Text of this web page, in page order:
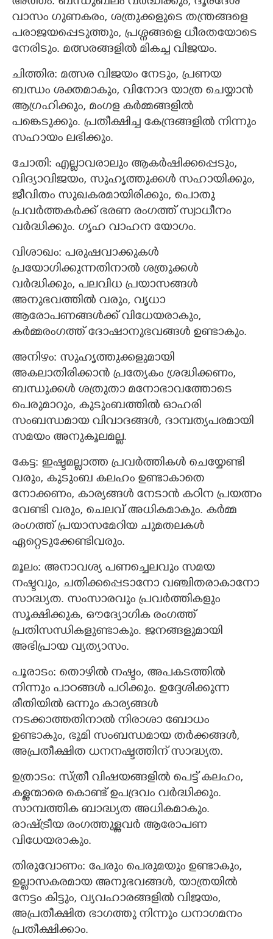
വാസം ഗുണകരം, ശത്രുക്കളുടെ തന്ത്രങ്ങളെ
പരാജയപ്പെടുത്തും, പ്രശ്നങ്ങളെ ധീരതയോടെ
നേരിടും. മത്സരങ്ങളിൽ മികച്ച വിജയം.
ചിത്തിര: മത്സര വിജയം നേടും, പ്രണയ
ബന്ധം ശക്തമാകും, വിനോദ യാത്ര ചെയ്യാൻ
ആഗ്രഹിക്കും, മംഗള കർമ്മങ്ങളിൽ
പങ്കെടുക്കും. പ്രതീക്ഷിച്ച കേന്ദ്രങ്ങളിൽ നിന്നും
സഹായം ലഭിക്കും.
ചോതി: എല്ലാവരാലും ആകർഷിക്കപ്പെടും,
വിദ്യാവിജയം, സുഹൃത്തുക്കൾ സഹായിക്കും,
ജീവിതം സുഖകരമായിരിക്കും, പൊതു
പ്രവർത്തകർക്ക് ഭരണ രംഗത്ത് സ്വാധീനം
വർദ്ധിക്കും. ഗൃഹ വാഹന യോഗം.
വിശാഖം: പരുഷവാക്കുകൾ
പ്രയോഗിക്കുന്നതിനാൽ ശത്രുക്കൾ
വർദ്ധിക്കും, പലവിധ പ്രയാസങ്ങൾ
അനുഭവത്തിൽ വരും, വൃധാ
ആരോപണങ്ങൾക്ക് വിധേയരാകും,
കർമ്മരംഗത്ത് ദോഷാനുഭവങ്ങൾ ഉണ്ടാകും.
അനിഴം: സുഹൃത്തുക്കളുമായി
അകലാതിരിക്കാൻ പ്രത്യേകം ശ്രദ്ധിക്കണം,
ബന്ധുക്കൾ ശത്രുതാ മനോഭാവത്തോടെ
പെരുമാറും, കുടുംബത്തിൽ ഓഹരി
സംബന്ധമായ വിവാദങ്ങൾ, ദാമ്പത്യപരമായി
സമയം അനുകൂലമല്ല.
കേട്ട: ഇഷ്ടമല്ലാത്ത പ്രവർത്തികൾ ചെയ്യേണ്ടി
വരും, കുടുംബ കലഹം ഉണ്ടാകാതെ
നോക്കണം, കാര്യങ്ങൾ നേടാൻ കഠിന പ്രയത്നം
വേണ്ടി വരും, ചെലവ് അധികമാകും. കർമ്മ
രംഗത്ത് പ്രയാസമേറിയ ചുമതലകൾ
ഏറ്റെടുക്കേണ്ടിവരും.
മൂലം: അനാവശ്യ പണച്ചെലവും സമയ
നഷ്ടവും, ചതിക്കപ്പെടാനോ വഞ്ചിതരാകാനോ
സാദ്ധ്യത. സംസാരവും പ്രവർത്തികളും
സൂക്ഷിക്കുക, ഔദ്യോഗിക രംഗത്ത്
പ്രതിസന്ധികളുണ്ടാകും. ജനങ്ങളുമായി
അഭിപ്രായ വ്യത്യാസം.
പൂരാടം: തൊഴിൽ നഷ്ടം, അപകടത്തിൽ
നിന്നും പാഠങ്ങൾ പഠിക്കും. ഉദ്ദേശിക്കുന്ന
രീതിയിൽ ഒന്നും കാര്യങ്ങൾ
നടക്കാത്തതിനാൽ നിരാശാ ബോധം
ഉണ്ടാകും, ഭൂമി സംബന്ധമായ തർക്കങ്ങൾ,
അപ്രതീക്ഷിത ധനനഷ്ടത്തിന് സാദ്ധ്യത.
ഉത്രാടം: സ്ത്രീ വിഷയങ്ങളിൽ പെട്ട് കലഹം,
കള്ളന്മാരെ കൊണ്ട് ഉപദ്രവം വർദ്ധിക്കും.
സാമ്പത്തിക ബാദ്ധ്യത അധികമാകും.
രാഷ്ട്രീയ രംഗത്തുള്ളവർ ആരോപണ
വിധേയരാകും.
തിരുവോണം: പേരും പെരുമയും ഉണ്ടാകും,
ഉല്ലാസകരമായ അനുഭവങ്ങൾ, യാത്രയിൽ
നേട്ടം കിട്ടും, വ്യവഹാരങ്ങളിൽ വിജയം,
അപ്രതീക്ഷിത ഭാഗത്തു നിന്നും ധനാഗമനം
പ്രതീക്ഷിക്കാം.